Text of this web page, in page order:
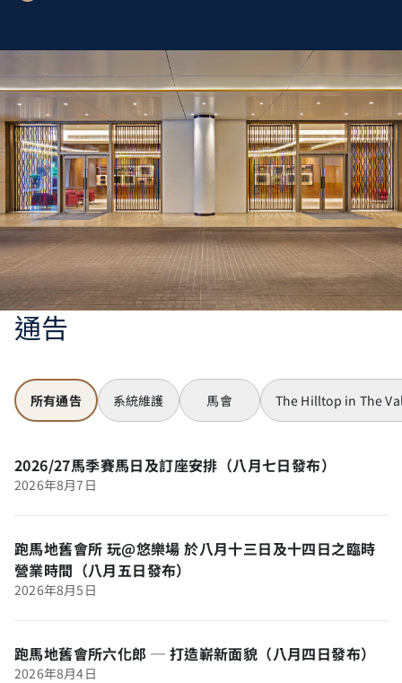
通告
所有通告 系統維護 馬會 The Hilltop in The
2026/27馬季賽馬日及訂座安排（八月七日發布）
2026年8月7日
跑馬地舊會所 玩@悠樂場 於八月十三日及十四日之臨時
營業時間（八月五日發布）
2026年8月5日
跑馬地舊會所六化郎 ─ 打造嶄新面貌（八月四日發布）
2026年8月4日